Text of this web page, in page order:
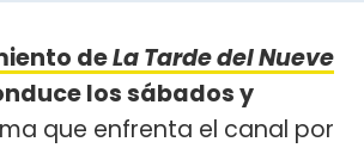
deLa Tarde del Nueve
los sábados y
que enfrenta el canal por